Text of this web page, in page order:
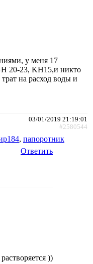
у меня 17
20-23, KH15,и никто
на расход воды и
03/01/2019 21:19:01
#2580544
, папоротник
Ответить
))